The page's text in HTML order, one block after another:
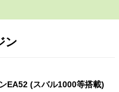
ン
EA52 (スバル1000等搭載)